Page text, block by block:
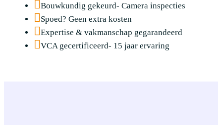
Bouwkundig gekeurd- Camera inspecties
Spoed? Geen extra kosten
Expertise & vakmanschap gegarandeerd
VCA gecertificeerd- 15 jaar ervaring